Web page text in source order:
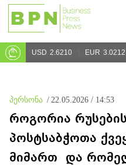
USD 2.6210 EUR 3.0212
პერსონა / 22.05.2026 / 14:53
როგორია
პოსტსაბჭოთა
მიმართ და